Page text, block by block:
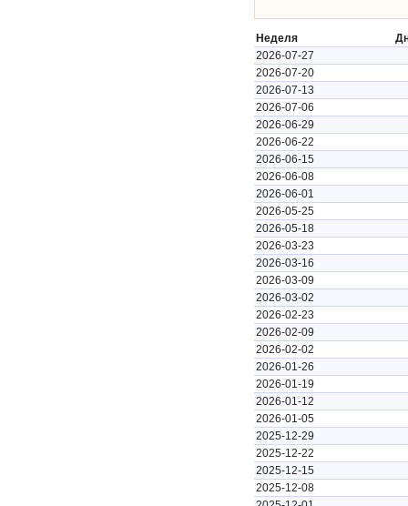
Неделя
2026-07-27
2026-07-20
2026-07-13
2026-07-06
2026-06-29
2026-06-22
2026-06-15
2026-06-08
2026-06-01
2026-05-25
2026-05-18
2026-03-23
2026-03-16
2026-03-09
2026-03-02
2026-02-23
2026-02-09
2026-02-02
2026-01-26
2026-01-19
2026-01-12
2026-01-05
2025-12-29
2025-12-22
2025-12-15
2025-12-08